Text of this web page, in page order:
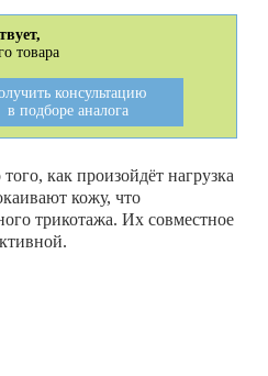
товара
консультацию
в подборе аналога
как произойдёт нагрузка
кожу, что
трикотажа. Их совместное